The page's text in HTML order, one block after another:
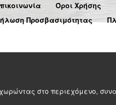
Όροι Χρήσης
Προσβασιμότητας
στο περιεχόμενο,